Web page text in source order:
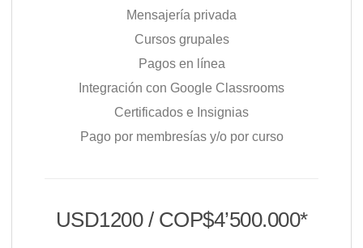
Mensajería privada
Cursos grupales
Pagos en línea
Integración con Google Classrooms
Certificados e Insignias
Pago por membresías y/o por curso
USD1200 / COP$4’500.000*